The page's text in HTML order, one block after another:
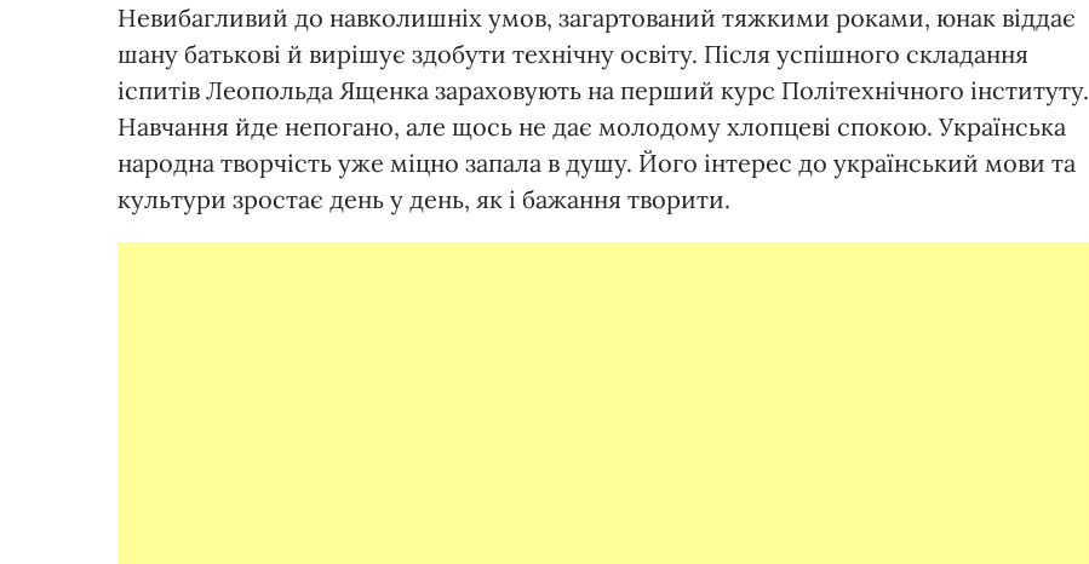
Невибагливий до навколишніх умов, загартований тяжкими роками, юнак віддає
шану батькові й вирішує здобути технічну освіту. Після успішного складання
іспитів Леопольда Ященка зараховують на перший курс Політехнічного інституту.
Навчання йде непогано, але щось не дає молодому хлопцеві спокою. Українська
народна творчість уже міцно запала в душу. Його інтерес до український мови та
культури зростає день у день, як і бажання творити.